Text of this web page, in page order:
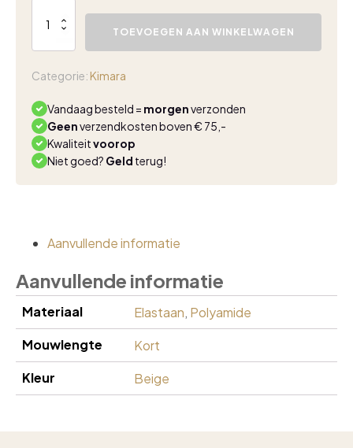
Jessie
aantal
TOEVOEGEN AAN WINKELWAGEN
Categorie: Kimara
Vandaag besteld = morgenverzonden
Geenverzendkosten boven € 75,-
Kwaliteitvoorop
Niet goed? Geld terug!
Aanvullende informatie
Aanvullende informatie
Materiaal Elastaan, Polyamide
Mouwlengte
Kort
Kleur
Beige